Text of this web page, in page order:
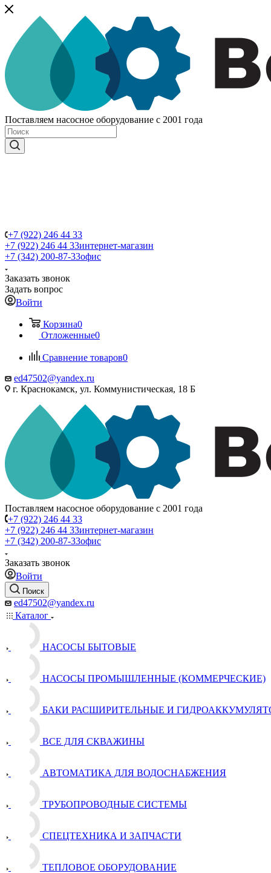
Поставляем насосное оборудование с 2001 года
+7 (922) 246 44 33
+7 (922) 246 44 33интернет-магазин
+7 (342) 200-87-33офис
Заказать звонок
Задать вопрос
Войти
Корзина0
Отложенные0
Сравнение товаров0
ed47502@yandex.ru
г. Краснокамск, ул. Коммунистическая, 18 Б
Поставляем насосное оборудование с 2001 года
+7 (922) 246 44 33
+7 (922) 246 44 33интернет-магазин
+7 (342) 200-87-33офис
Заказать звонок
Войти
Поиск
ed47502@yandex.ru
Каталог
НАСОСЫ БЫТОВЫЕ
НАСОСЫ ПРОМЫШЛЕННЫЕ (КОММЕРЧЕСКИЕ)
БАКИ РАСШИРИТЕЛЬНЫЕ И
ВСЕ ДЛЯ СКВАЖИНЫ
АВТОМАТИКА ДЛЯ ВОДОСНАБЖЕНИЯ
ТРУБОПРОВОДНЫЕ СИСТЕМЫ
СПЕЦТЕХНИКА И ЗАПЧАСТИ
ТЕПЛОВОЕ ОБОРУДОВАНИЕ